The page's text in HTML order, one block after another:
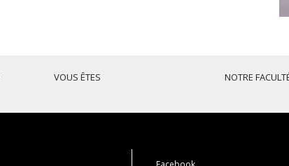
VOUS ÊTES NOTRE